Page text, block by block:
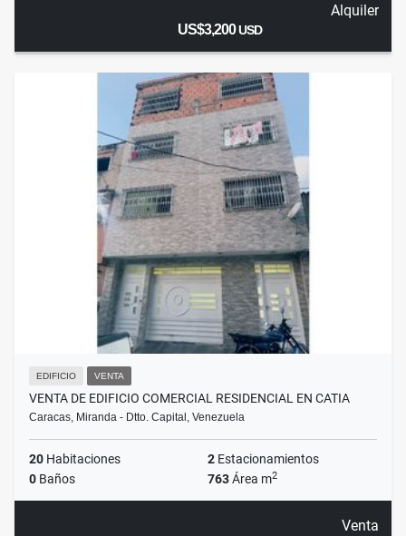
Alquiler
US$3,200USD
EDIFICIO VENTA
VENTA DE EDIFICIO COMERCIAL RESIDENCIAL EN CATIA
Caracas, Miranda - Dtto. Capital, Venezuela
20 Habitaciones 2 Estacionamientos
0 Baños 763Área m2
Venta